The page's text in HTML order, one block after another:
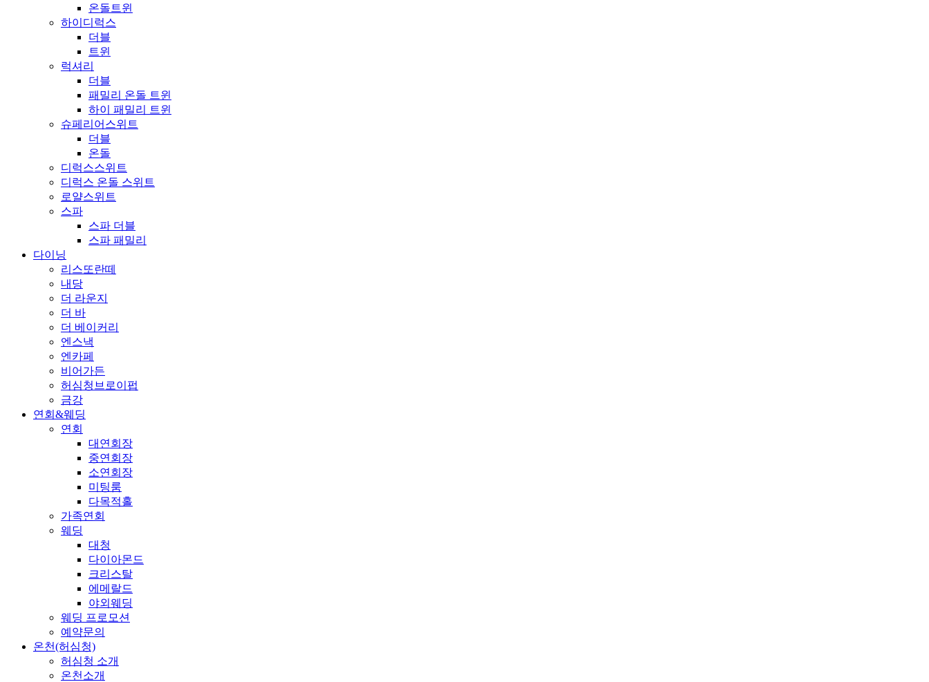
온돌트윈
하이디럭스
더블
트윈
럭셔리
더블
패밀리 온돌 트윈
하이 패밀리 트윈
슈페리어스위트
더블
온돌
디럭스스위트
디럭스 온돌 스위트
로얄스위트
스파
스파 더블
스파 패밀리
다이닝
리스또란떼
내당
더 라운지
더 바
더 베이커리
엔스낵
엔카페
비어가든
허심청브로이펍
금강
연회&웨딩
연회
대연회장
중연회장
소연회장
미팅룸
다목적홀
가족연회
웨딩
대청
다이아몬드
크리스탈
에메랄드
야외웨딩
웨딩 프로모션
예약문의
온천(허심청)
허심청 소개
온천소개